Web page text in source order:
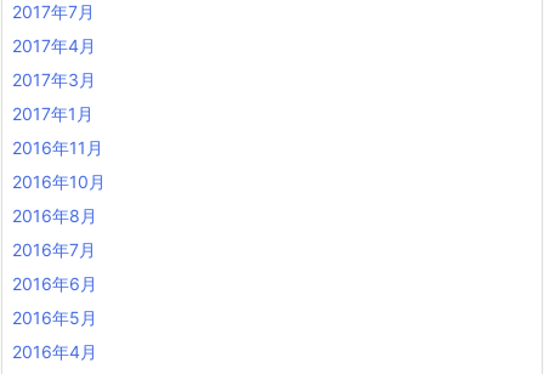
2017年7月
2017年4月
2017年3月
2017年1月
2016年11月
2016年10月
2016年8月
2016年7月
2016年6月
2016年5月
2016年4月